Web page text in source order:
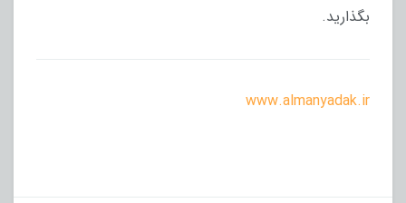
بگذارید.
www.almanyadak.ir